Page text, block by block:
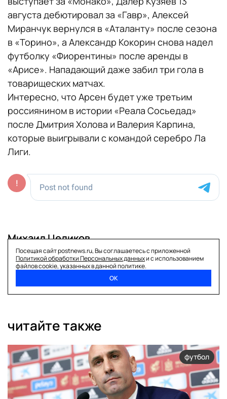
августа дебютировал за «Гавр», Алексей
Миранчук вернулся в «Аталанту» после сезона
в «Торино», а Александр Кокорин снова надел
футболку «Фиорентины» после аренды в
«Арисе». Нападающий даже забил три гола в
товарищеских матчах.
Интересно, что Арсен будет уже третьим
россиянином в истории «Реала Сосьедад»
после Дмитрия Холова и Валерия Карпина,
которые выигрывали с командой серебро Ла
Лиги.
Михаил Целиков
поделиться
читайте также
футбол
Посещая сайт postnews.ru, Вы соглашаетесь с приложенной
Политикой обработки Персональных данныхи с использованием
файлов cookie, указанных в данной политике.
ОК